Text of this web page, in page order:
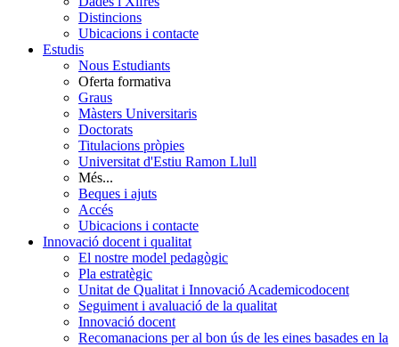
Distincions
Ubicacions i contacte
Estudis
Nous Estudiants
Oferta formativa
Graus
Màsters Universitaris
Doctorats
Titulacions pròpies
Universitat d'Estiu Ramon Llull
Més...
Beques i ajuts
Accés
Ubicacions i contacte
Innovació docent i qualitat
El nostre model pedagògic
Pla estratègic
Unitat de Qualitat i Innovació Academicodocent
Seguiment i avaluació de la qualitat
Innovació docent
Recomanacions per al bon ús de les eines basades en la